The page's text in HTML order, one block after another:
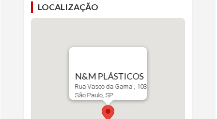
LOCALIZAÇÃO
N&M PLÁSTICOS
Rua Vasco da Gama , 103
São Paulo, SP